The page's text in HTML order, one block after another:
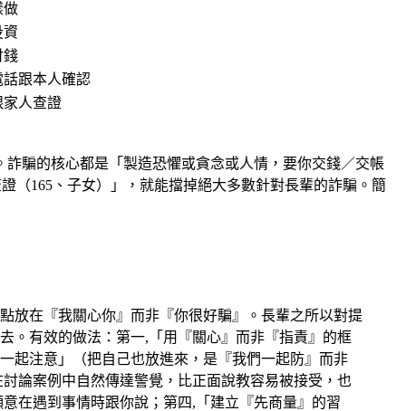
做
資
錢
跟本人確認
家人查證
騙的核心都是「製造恐懼或貪念或人情，要你交錢／交帳
165、子女）」，就能擋掉絕大多數針對長輩的詐騙。簡
在『我關心你』而非『你很好騙』。長輩之所以對提
。有效的做法：第一,「用『關心』而非『指責』的框
注意」（把自己也放進來，是『我們一起防』而非
論案例中自然傳達警覺，比正面說教容易被接受，也
在遇到事情時跟你說；第四,「建立『先商量』的習